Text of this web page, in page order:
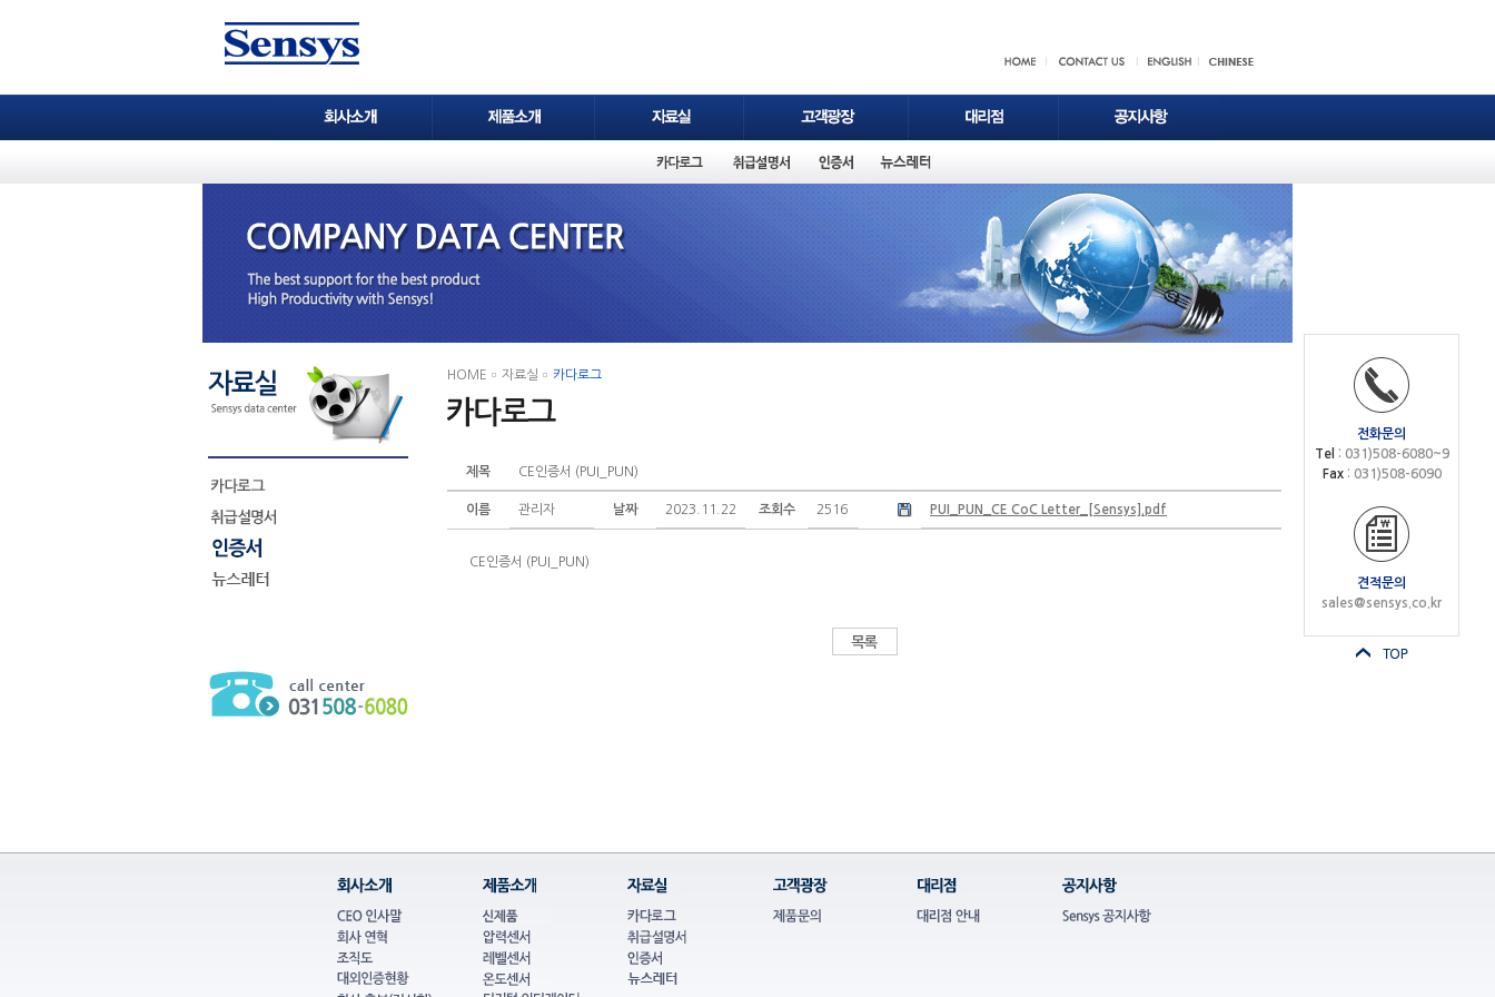
전화문의
Tel : 031)508-6080~9
Fax: 031)508-6090
견적문의
sales@sensys.co.kr
HOME 자료실 카다로그
제목 CE인증서 (PUI_PUN)
이름 관리자 날짜 2023.11.22 조회수 2516 PUI_PUN_CE CoC Letter_[Sensys].pdf
CE인증서 (PUI_PUN)